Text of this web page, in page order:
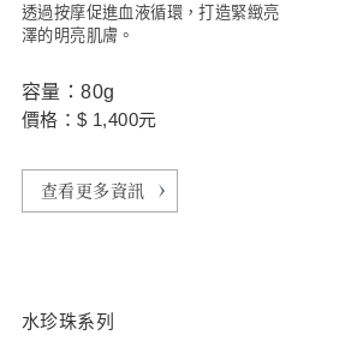
透過按摩促進血液循環，打造緊緻亮
澤的明亮肌膚。
容量：80g
價格：$ 1,400元
查看更多資訊
水珍珠系列